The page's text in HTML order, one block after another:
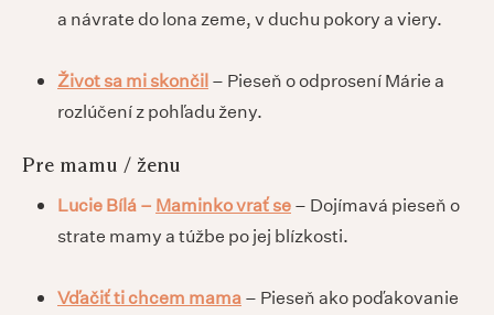
a návrate do lona zeme, v duchu pokory a viery.
Život sa mi skončil– Pieseň o odprosení Márie a
rozlúčení z pohľadu ženy.
Pre mamu / ženu
Lucie Bílá – Maminko vrať se– Dojímavá pieseň o
strate mamy a túžbe po jej blízkosti.
Vďačiť ti chcem mama– Pieseň ako poďakovanie